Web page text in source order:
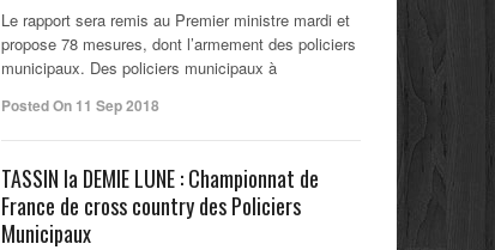
Le rapport sera remis au Premier ministre mardi et
propose 78 mesures, dont l’armement des policiers
municipaux. Des policiers municipaux à
Posted On 11 Sep 2018
TASSIN la DEMIE LUNE : Championnat de
France de cross country des Policiers
Municipaux